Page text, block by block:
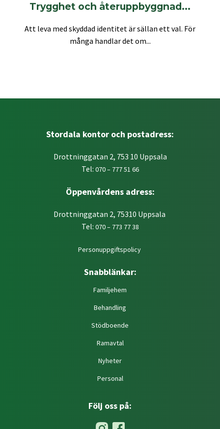
Trygghet och återuppbyggnad...
Att leva med skyddad identitet är sällan ett val. För
många handlar det om...
Stordala kontor och postadress:
Drottninggatan 2, 753 10 Uppsala
Tel: 070 – 777 51 66
Öppenvårdens adress:
Drottninggatan 2, 75310 Uppsala
Tel: 070 – 773 77 38
Personuppgiftspolicy
Snabblänkar:
Familjehem
Behandling
Stödboende
Ramavtal
Nyheter
Personal
Följ oss på: